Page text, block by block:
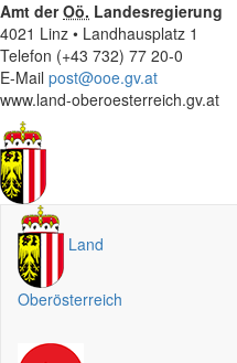
Amt derOö. Landesregierung
4021 Linz • Landhausplatz 1
Telefon (+43 732) 77 20-0
E-Mail post@ooe.gv.at
www.land-oberoesterreich.gv.at
Land
Oberösterreich